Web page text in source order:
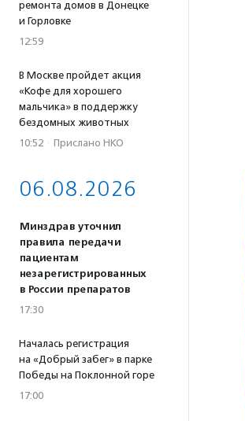
ремонта домов в Донецке
и Горловке
12:59
В Москве пройдет акция
«Кофе для хорошего
мальчика» в поддержку
бездомных животных
10:52 · Прислано НКО
06.08.2026
Минздрав уточнил
правила передачи
пациентам
незарегистрированных
в России препаратов
17:30
Началась регистрация
на «Добрый забег» в парке
Победы на Поклонной горе
17:00